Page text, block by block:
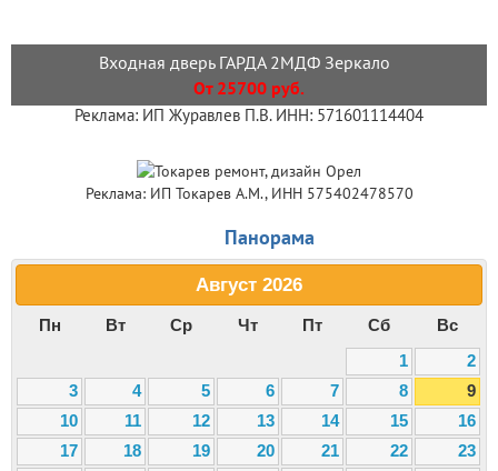
Входная дверь ГАРДА 2МДФ Зеркало
От 25700 руб.
Реклама: ИП Журавлев П.В. ИНН: 571601114404
Реклама: ИП Токарев А.М., ИНН 575402478570
Панорама
Август 2026
Пн Вт Ср Чт Пт Сб
Вс
1
2
3
4 5 6 7 8
9
10
11 12 13 14 15
16
17
18 19 20 21 22
23